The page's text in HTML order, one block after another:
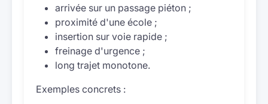
arrivée sur un passage piéton ;
proximité d'une école ;
insertion sur voie rapide ;
freinage d'urgence ;
long trajet monotone.
Exemples concrets :